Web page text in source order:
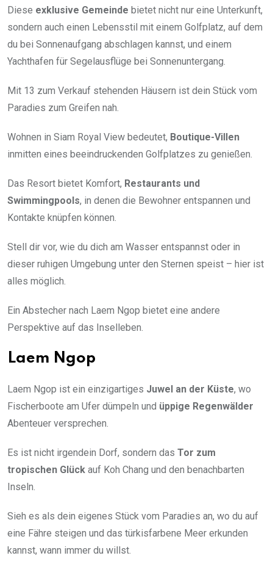
Diese exklusive Gemeinde bietet nicht nur eine Unterkunft,
sondern auch einen Lebensstil mit einem Golfplatz, auf dem
du bei Sonnenaufgang abschlagen kannst, und einem
Yachthafen für Segelausflüge bei Sonnenuntergang.
Mit 13 zum Verkauf stehenden Häusern ist dein Stück vom
Paradies zum Greifen nah.
Wohnen in Siam Royal View bedeutet, Boutique-Villen
inmitten eines beeindruckenden Golfplatzes zu genießen.
Das Resort bietet Komfort, Restaurants und
Swimmingpools, in denen die Bewohner entspannen und
Kontakte knüpfen können.
Stell dir vor, wie du dich am Wasser entspannst oder in
dieser ruhigen Umgebung unter den Sternen speist – hier ist
alles möglich.
Ein Abstecher nach Laem Ngop bietet eine andere
Perspektive auf das Inselleben.
Laem Ngop
Laem Ngop ist ein einzigartiges Juwel an der Küste, wo
Fischerboote am Ufer dümpeln und üppige Regenwälder
Abenteuer versprechen.
Es ist nicht irgendein Dorf, sondern das Tor zum
tropischen Glück auf Koh Chang und den benachbarten
Inseln.
Sieh es als dein eigenes Stück vom Paradies an, wo du auf
eine Fähre steigen und das türkisfarbene Meer erkunden
kannst, wann immer du willst.